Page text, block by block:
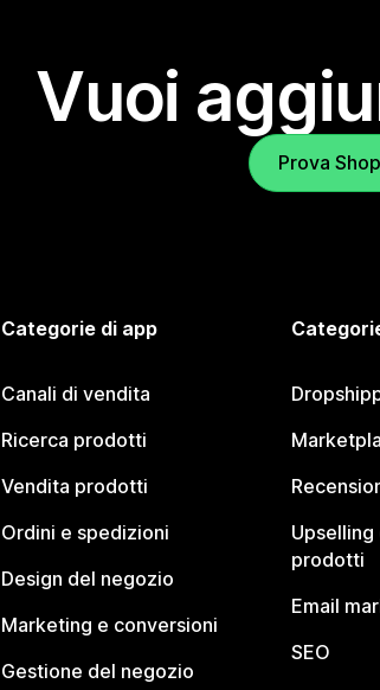
Vuoi
Prova
Categorie di app
Canali di vendita
Ricerca prodotti
Vendita prodotti
Ordini e spedizioni
Design del negozio
Marketing e conversioni
Gestione del negozio
prodotti
Email
SEO